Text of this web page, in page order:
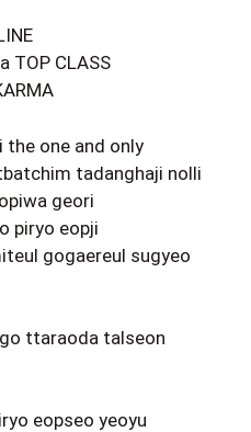
TOP CLASS
one and only
tadanghaji nolli
geori
piryo eopji
gogaereul sugyeo
ttaraoda talseon
eopseo yeoyu